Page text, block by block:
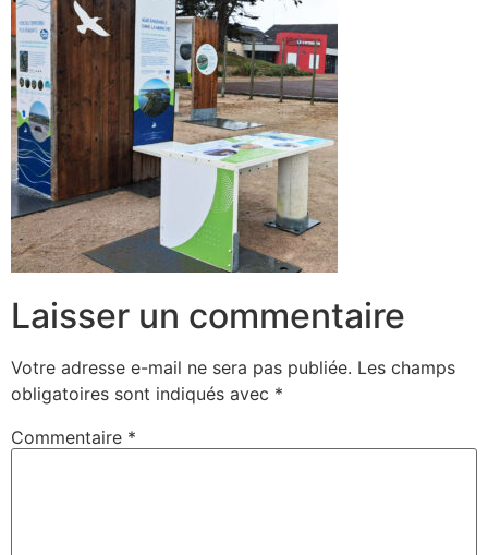
Laisser un commentaire
Votre adresse e-mail ne sera pas publiée. Les champs
obligatoires sont indiqués avec *
Commentaire *